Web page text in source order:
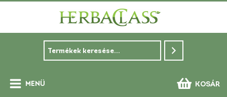
Main
MENÜ KOSÁR